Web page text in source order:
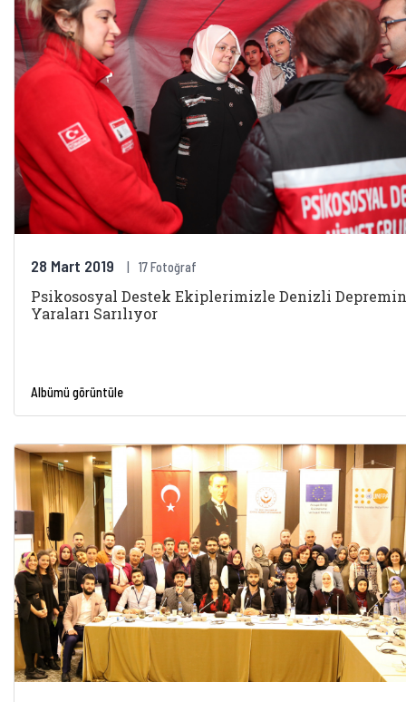
28 Mart 2019 17 Fotoğraf
Psikososyal Destek Ekiplerimizle Denizli
Yaraları Sarılıyor
Albümü görüntüle